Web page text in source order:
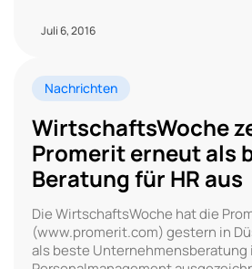
Juli 6, 2016
Nachrichten
WirtschaftsWoche
Promerit erneut als
Beratung für HR aus
Die WirtschaftsWoche hat die
(www.promerit.com) gestern in
als beste Unternehmensberatung